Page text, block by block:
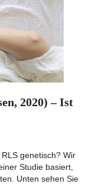
2020) – Ist
genetisch? Wir
Studie basiert,
Unten sehen Sie